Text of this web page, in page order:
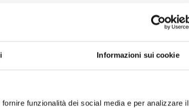
Informazioni sui cookie
funzionalità dei social media e per analizzare il